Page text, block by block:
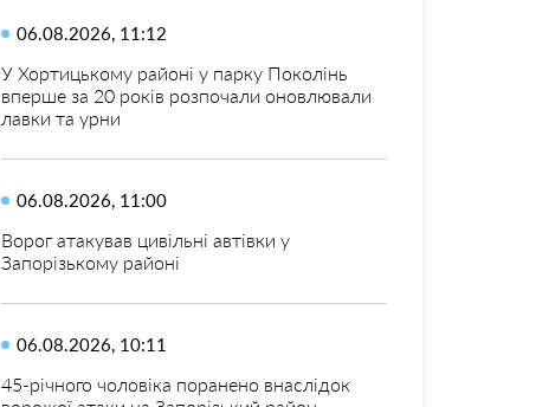
06.08.2026, 11:12
У Хортицькому районі у парку Поколінь
вперше за 20 років розпочали оновлювали
лавки та урни
06.08.2026, 11:00
Ворог атакував цивільні автівки у
Запорізькому районі
06.08.2026, 10:11
45-річного чоловіка поранено внаслідок